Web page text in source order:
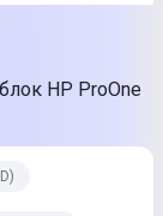
HP ProOne